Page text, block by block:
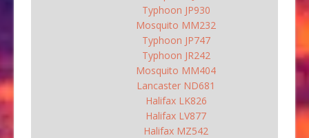
Typhoon JP930
Mosquito MM232
Typhoon JP747
Typhoon JR242
Mosquito MM404
Lancaster ND681
Halifax LK826
Halifax LV877
Halifax MZ542